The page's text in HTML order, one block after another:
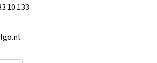
10 133